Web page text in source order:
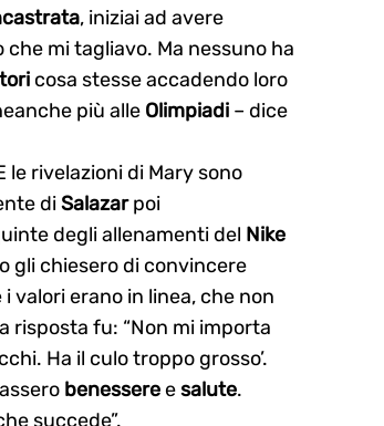
, iniziai ad avere
mi tagliavo. Ma nessuno ha
cosa stesse accadendo loro
più alle Olimpiadi– dice
le rivelazioni di Mary sono
diSalazarpoi
degli allenamenti del Nike
gli chiesero di convincere
valori erano in linea, che non
risposta fu: “Non mi importa
Ha il culo troppo grosso’.
benessereesalute.
succede”.